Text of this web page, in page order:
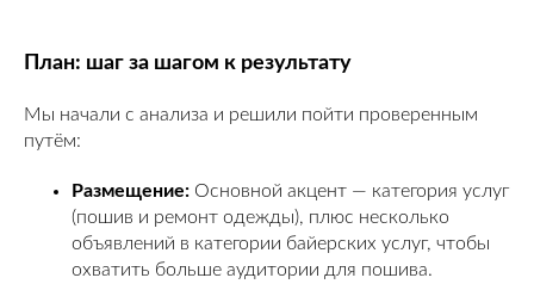
План: шаг за шагом к результату
Мы начали с анализа и решили пойти проверенным
путём:
Размещение: Основной акцент — категория услуг
(пошив и ремонт одежды), плюс несколько
объявлений в категории байерских услуг, чтобы
охватить больше аудитории для пошива.